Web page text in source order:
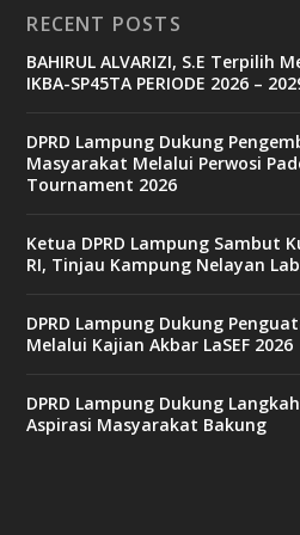
e
t
c
a
s
n
o
v
9
c
a
RECENT POSTS
BAHIRUL ALVARIZI, S.E Terpilih
IKBA-SP45TA PERIODE 2026 –
DPRD Lampung Dukung
Masyarakat Melalui Perwosi
Tournament 2026
Ketua DPRD Lampung Sambut
RI, Tinjau Kampung Nelayan
DPRD Lampung Dukung
Melalui Kajian Akbar LaSEF 2026
DPRD Lampung Dukung
Aspirasi Masyarakat Bakung